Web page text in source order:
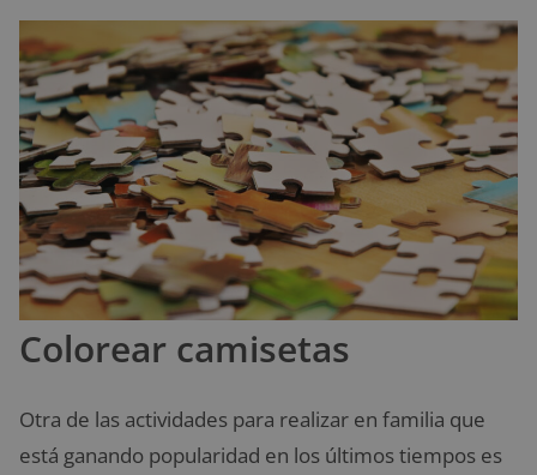
Colorear camisetas
Otra de las actividades para realizar en familia que
está ganando popularidad en los últimos tiempos es